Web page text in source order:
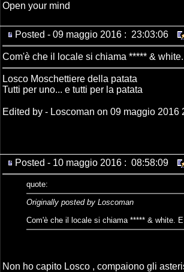
Open your mind
Posted - 09 maggio 2016 : 23:03:06
Com'è che il locale si chiama ***** &
Losco Moschettiere della patata
Tutti per uno... e tutti per la patata
Edited by - Loscoman on 09 maggio 2016
Posted - 10 maggio 2016 : 08:58:09
quote:
Originally posted by Loscoman
Com'è che il locale si chiama ***** & white.
Non ho capito Losco , compaiono gli